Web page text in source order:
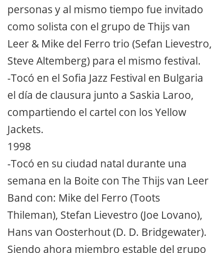
personas y al mismo tiempo fue invitado
como solista con el grupo de Thijs van
Leer & Mike del Ferro trio (Sefan Lievestro,
Steve Altemberg) para el mismo festival.
-Tocó en el Sofia Jazz Festival en Bulgaria
el día de clausura junto a Saskia Laroo,
compartiendo el cartel con los Yellow
Jackets.
1998
-Tocó en su ciudad natal durante una
semana en la Boite con The Thijs van Leer
Band con: Mike del Ferro (Toots
Thileman), Stefan Lievestro (Joe Lovano),
Hans van Oosterhout (D. D. Bridgewater).
Siendo ahora miembro estable del grupo